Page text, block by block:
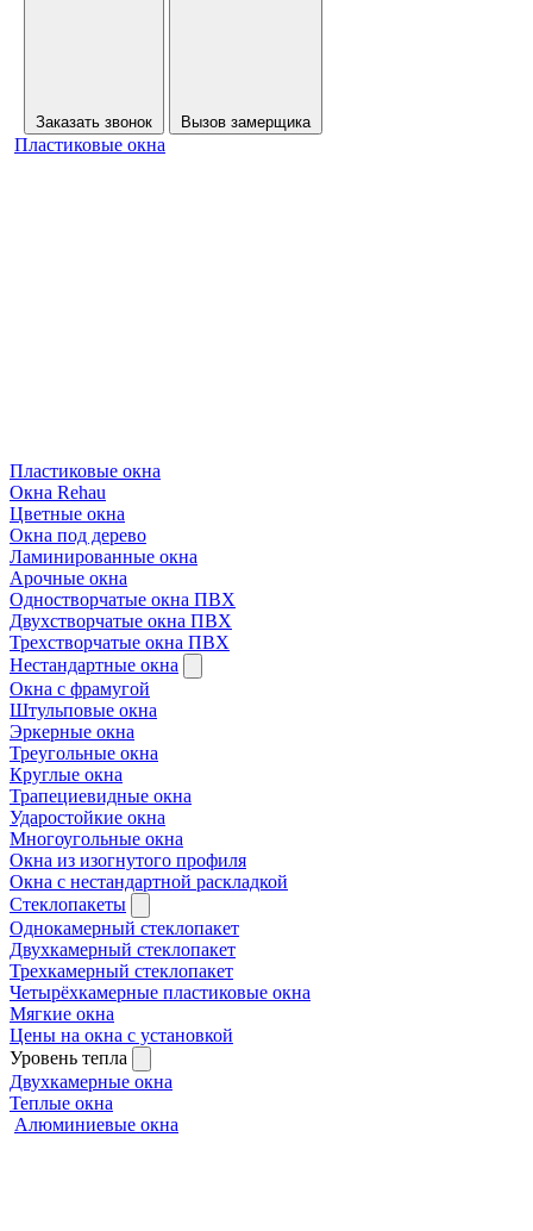
Заказать звонок Вызов замерщика
Пластиковые окна
Пластиковые окна
Окна Rehau
Цветные окна
Окна под дерево
Ламинированные окна
Арочные окна
Одностворчатые окна ПВХ
Двухстворчатые окна ПВХ
Трехстворчатые окна ПВХ
Нестандартные окна
Окна с фрамугой
Штульповые окна
Эркерные окна
Треугольные окна
Круглые окна
Трапециевидные окна
Ударостойкие окна
Многоугольные окна
Окна из изогнутого профиля
Окна с нестандартной раскладкой
Стеклопакеты
Однокамерный стеклопакет
Двухкамерный стеклопакет
Трехкамерный стеклопакет
Четырёхкамерные пластиковые окна
Мягкие окна
Цены на окна с установкой
Уровень тепла
Двухкамерные окна
Теплые окна
Алюминиевые окна